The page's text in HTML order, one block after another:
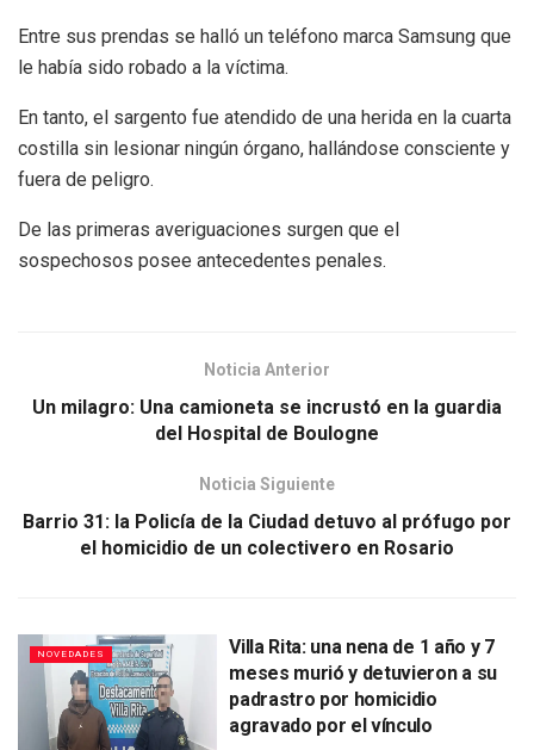
Entre sus prendas se halló un teléfono marca Samsung que
le había sido robado a la víctima.
En tanto, el sargento fue atendido de una herida en la cuarta
costilla sin lesionar ningún órgano, hallándose consciente y
fuera de peligro.
De las primeras averiguaciones surgen que el
sospechosos posee antecedentes penales.
Noticia Anterior
Un milagro: Una camioneta se incrustó en la guardia
del Hospital de Boulogne
Noticia Siguiente
Barrio 31: la Policía de la Ciudad detuvo al prófugo por
el homicidio de un colectivero en Rosario
NOVEDADES
Villa Rita: una nena de 1 año y 7
meses murió y detuvieron a su
padrastro por homicidio
agravado por el vínculo